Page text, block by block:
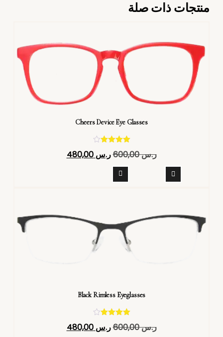
منتجات ذات صلة
Cheers Device Eye Glasses
4.40
ر.س600,00 ر.س 480,00
Black Rimless Eyeglasses
تم التقييم
4.40
ر.س600,00 ر.س 480,00